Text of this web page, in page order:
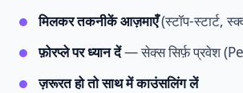
मिलकर तकनीकें आज़माएँ(स्टॉप-स्टार्ट,
फ़ोरप्ले पर ध्यान दें— सेक्स सिर्फ़ प्रवेश
ज़रूरत हो तो साथ में काउंसलिंग लें